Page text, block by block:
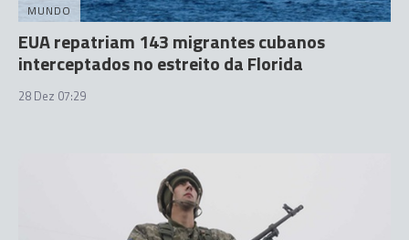
MUNDO
EUA repatriam 143 migrantes cubanos
interceptados no estreito da Florida
28 Dez 07:29